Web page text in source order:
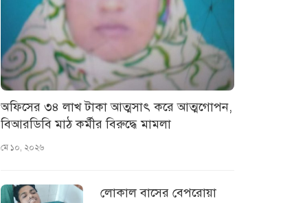
অফিসের ৩৪ লাখ টাকা আত্মসাৎ করে আত্মগোপন,
বিআরডিবি মাঠ কর্মীর বিরুদ্ধে মামলা
মে ১০, ২০২৬
লোকাল বাসের বেপরোয়া